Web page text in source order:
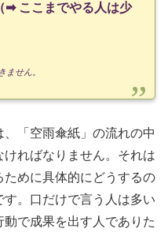
ここまでやる人は少
ません。
「空雨傘紙」の流れの中
ればなりません。それは
めに具体的にどうするの
。口だけで言う人は多い
で成果を出す人でありた